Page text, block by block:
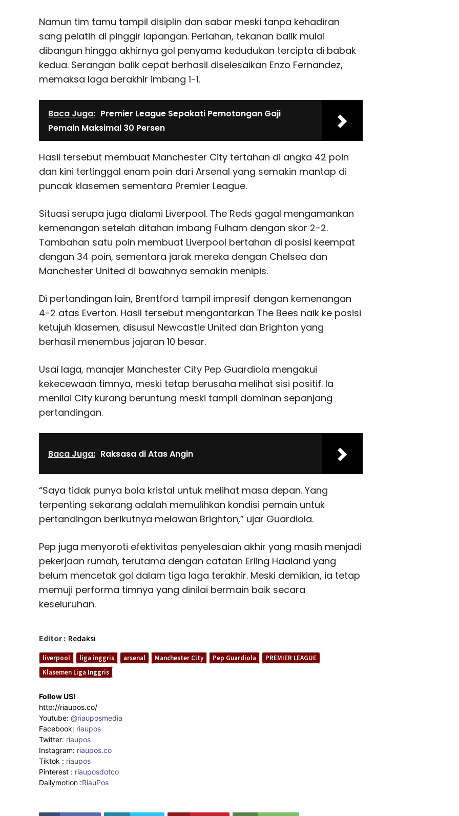
Namun tim tamu tampil disiplin dan sabar meski tanpa kehadiran
sang pelatih di pinggir lapangan. Perlahan, tekanan balik mulai
dibangun hingga akhirnya gol penyama kedudukan tercipta di babak
kedua. Serangan balik cepat berhasil diselesaikan Enzo Fernandez,
memaksa laga berakhir imbang 1-1.
Baca Juga: Premier League Sepakati Pemotongan Gaji
Pemain Maksimal 30 Persen
Hasil tersebut membuat Manchester City tertahan di angka 42 poin
dan kini tertinggal enam poin dari Arsenal yang semakin mantap di
puncak klasemen sementara Premier League.
Situasi serupa juga dialami Liverpool. The Reds gagal mengamankan
kemenangan setelah ditahan imbang Fulham dengan skor 2-2.
Tambahan satu poin membuat Liverpool bertahan di posisi keempat
dengan 34 poin, sementara jarak mereka dengan Chelsea dan
Manchester United di bawahnya semakin menipis.
Di pertandingan lain, Brentford tampil impresif dengan kemenangan
4-2 atas Everton. Hasil tersebut mengantarkan The Bees naik ke posisi
ketujuh klasemen, disusul Newcastle United dan Brighton yang
berhasil menembus jajaran 10 besar.
Usai laga, manajer Manchester City Pep Guardiola mengakui
kekecewaan timnya, meski tetap berusaha melihat sisi positif. Ia
menilai City kurang beruntung meski tampil dominan sepanjang
pertandingan.
Baca Juga: Raksasa di Atas Angin
“Saya tidak punya bola kristal untuk melihat masa depan. Yang
terpenting sekarang adalah memulihkan kondisi pemain untuk
pertandingan berikutnya melawan Brighton,” ujar Guardiola.
Pep juga menyoroti efektivitas penyelesaian akhir yang masih menjadi
pekerjaan rumah, terutama dengan catatan Erling Haaland yang
belum mencetak gol dalam tiga laga terakhir. Meski demikian, ia tetap
memuji performa timnya yang dinilai bermain baik secara
keseluruhan.
Editor : Redaksi
liverpool liga inggris arsenal Manchester City Pep Guardiola
PREMIER LEAGUE
Klasemen Liga Inggris
Follow US!
http://riaupos.co/
Youtube: @riauposmedia
Facebook: riaupos
Twitter: riaupos
Instagram: riaupos.co
Tiktok : riaupos
Pinterest : riauposdotco
Dailymotion :RiauPos